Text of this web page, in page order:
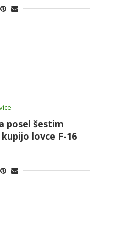
posel šestim
lovce F-16